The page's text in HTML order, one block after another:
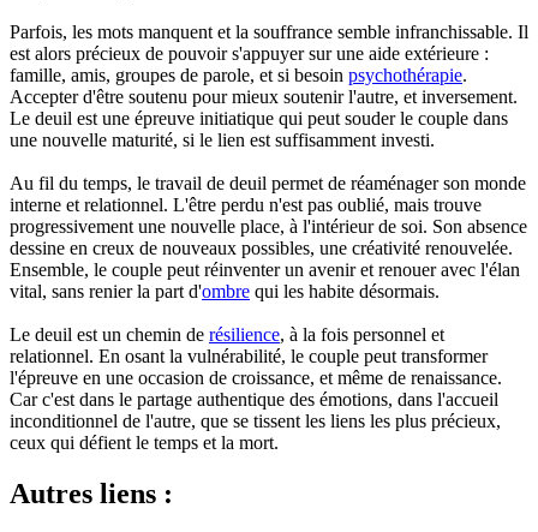
Parfois, les mots manquent et la souffrance semble infranchissable. Il
est alors précieux de pouvoir s'appuyer sur une aide extérieure :
famille, amis, groupes de parole, et si besoin psychothérapie.
Accepter d'être soutenu pour mieux soutenir l'autre, et inversement.
Le deuil est une épreuve initiatique qui peut souder le couple dans
une nouvelle maturité, si le lien est suffisamment investi.
Au fil du temps, le travail de deuil permet de réaménager son monde
interne et relationnel. L'être perdu n'est pas oublié, mais trouve
progressivement une nouvelle place, à l'intérieur de soi. Son absence
dessine en creux de nouveaux possibles, une créativité renouvelée.
Ensemble, le couple peut réinventer un avenir et renouer avec l'élan
vital, sans renier la part d'ombre qui les habite désormais.
Le deuil est un chemin de résilience, à la fois personnel et
relationnel. En osant la vulnérabilité, le couple peut transformer
l'épreuve en une occasion de croissance, et même de renaissance.
Car c'est dans le partage authentique des émotions, dans l'accueil
inconditionnel de l'autre, que se tissent les liens les plus précieux,
ceux qui défient le temps et la mort.
Autres liens :